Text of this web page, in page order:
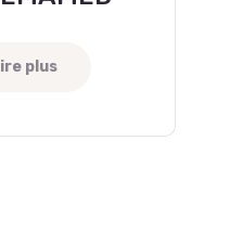
plus